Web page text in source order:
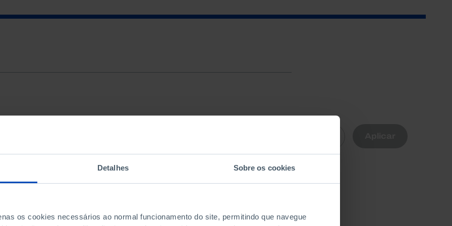
Detalhes Sobre os cookies
os cookies necessários ao normal funcionamento do site, permitindo que navegue